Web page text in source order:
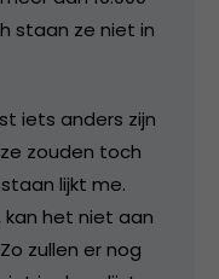
staan ze niet in
iets anders zijn
zouden toch
lijkt me.
kan het niet aan
zullen er nog